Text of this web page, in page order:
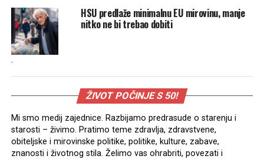
HSU predlaže minimalnu EU mirovinu, manje
nitko ne bi trebao dobiti
.
ŽIVOT POČINJE S 50!
Mi smo medij zajednice. Razbijamo predrasude o starenju i
starosti – živimo. Pratimo teme zdravlja, zdravstvene,
obiteljske i mirovinske politike, politike, kulture, zabave,
znanosti i životnog stila. Želimo vas ohrabriti, povezati i